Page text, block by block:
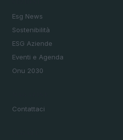
Esg News
Sostenibilità
ESG Aziende
Eventi e Agenda
Onu 2030
Contattaci